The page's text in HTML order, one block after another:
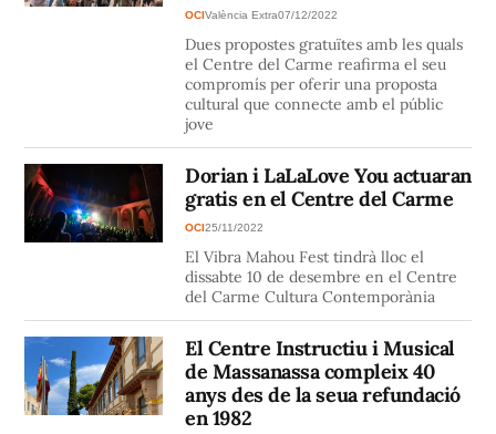
OCIValència Extra07/12/2022
Dues propostes gratuïtes amb les quals
el Centre del Carme reafirma el seu
compromís per oferir una proposta
cultural que connecte amb el públic
jove
Dorian i LaLaLove You actuaran
gratis en el Centre del Carme
OCI25/11/2022
El Vibra Mahou Fest tindrà lloc el
dissabte 10 de desembre en el Centre
del Carme Cultura Contemporània
El Centre Instructiu i Musical
de Massanassa compleix 40
anys des de la seua refundació
en 1982